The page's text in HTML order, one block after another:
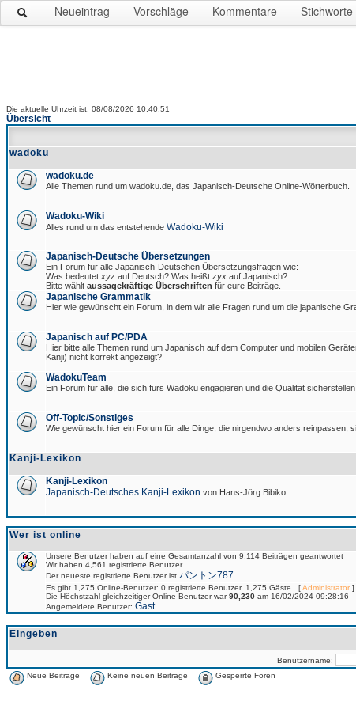
Neueintrag Vorschläge Kommentare Stichworte
Die aktuelle Uhrzeit ist: 08/08/2026 10:40:51
Übersicht
wadoku
wadoku.de
Alle Themen rund um wadoku.de, das Japanisch-Deutsche Online-Wörterbuch.
Wadoku-Wiki
Alles rund um das entstehende Wadoku-Wiki
Japanisch-Deutsche Übersetzungen
Ein Forum für alle Japanisch-Deutschen Übersetzungsfragen wie:
Was bedeutet xyz auf Deutsch? Was heißt zyx auf Japanisch?
Bitte wählt aussagekräftige Überschriften für eure Beiträge.
Japanische Grammatik
Hier wie gewünscht ein Forum, in dem wir alle Fragen rund um die japanische
Japanisch auf PC/PDA
Hier bitte alle Themen rund um Japanisch auf dem Computer und mobilen
Kanji) nicht korrekt angezeigt?
WadokuTeam
Ein Forum für alle, die sich fürs Wadoku engagieren und die Qualität sicherstellen
Off-Topic/Sonstiges
Wie gewünscht hier ein Forum für alle Dinge, die nirgendwo anders reinpassen,
Kanji-Lexikon
Kanji-Lexikon
Japanisch-Deutsches Kanji-Lexikon von Hans-Jörg Bibiko
Wer ist online
Unsere Benutzer haben auf eine Gesamtanzahl von 9,114 Beiträgen geantwortet
Wir haben 4,561 registrierte Benutzer
Der neueste registrierte Benutzer ist パントン787
Es gibt 1,275 Online-Benutzer: 0 registrierte Benutzer, 1,275 Gäste [Administrator]
Die Höchstzahl gleichzeitiger Online-Benutzer war90,230 am 16/02/2024 09:28:16
Angemeldete Benutzer: Gast
Eingeben
Benutzername:
Neue Beiträge Keine neuen Beiträge Gesperrte Foren